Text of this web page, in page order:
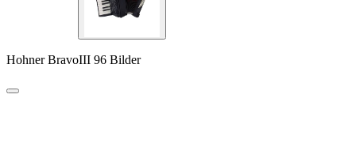
Hohner BravoIII 96 Bilder